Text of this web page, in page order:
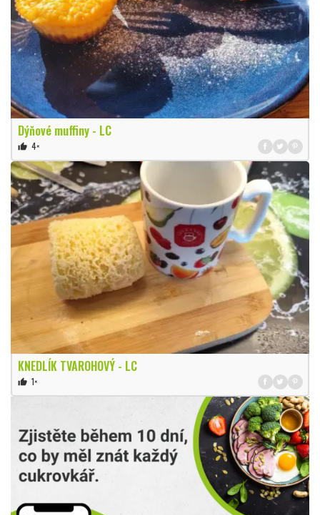
Dýňové muffiny - LC
thumb_up 4×
KNEDLÍK TVAROHOVÝ - LC
thumb_up 1×